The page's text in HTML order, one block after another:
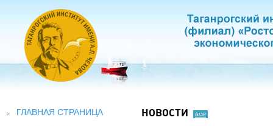
ГЛАВНАЯ СТРАНИЦА
НОВОСТИ все